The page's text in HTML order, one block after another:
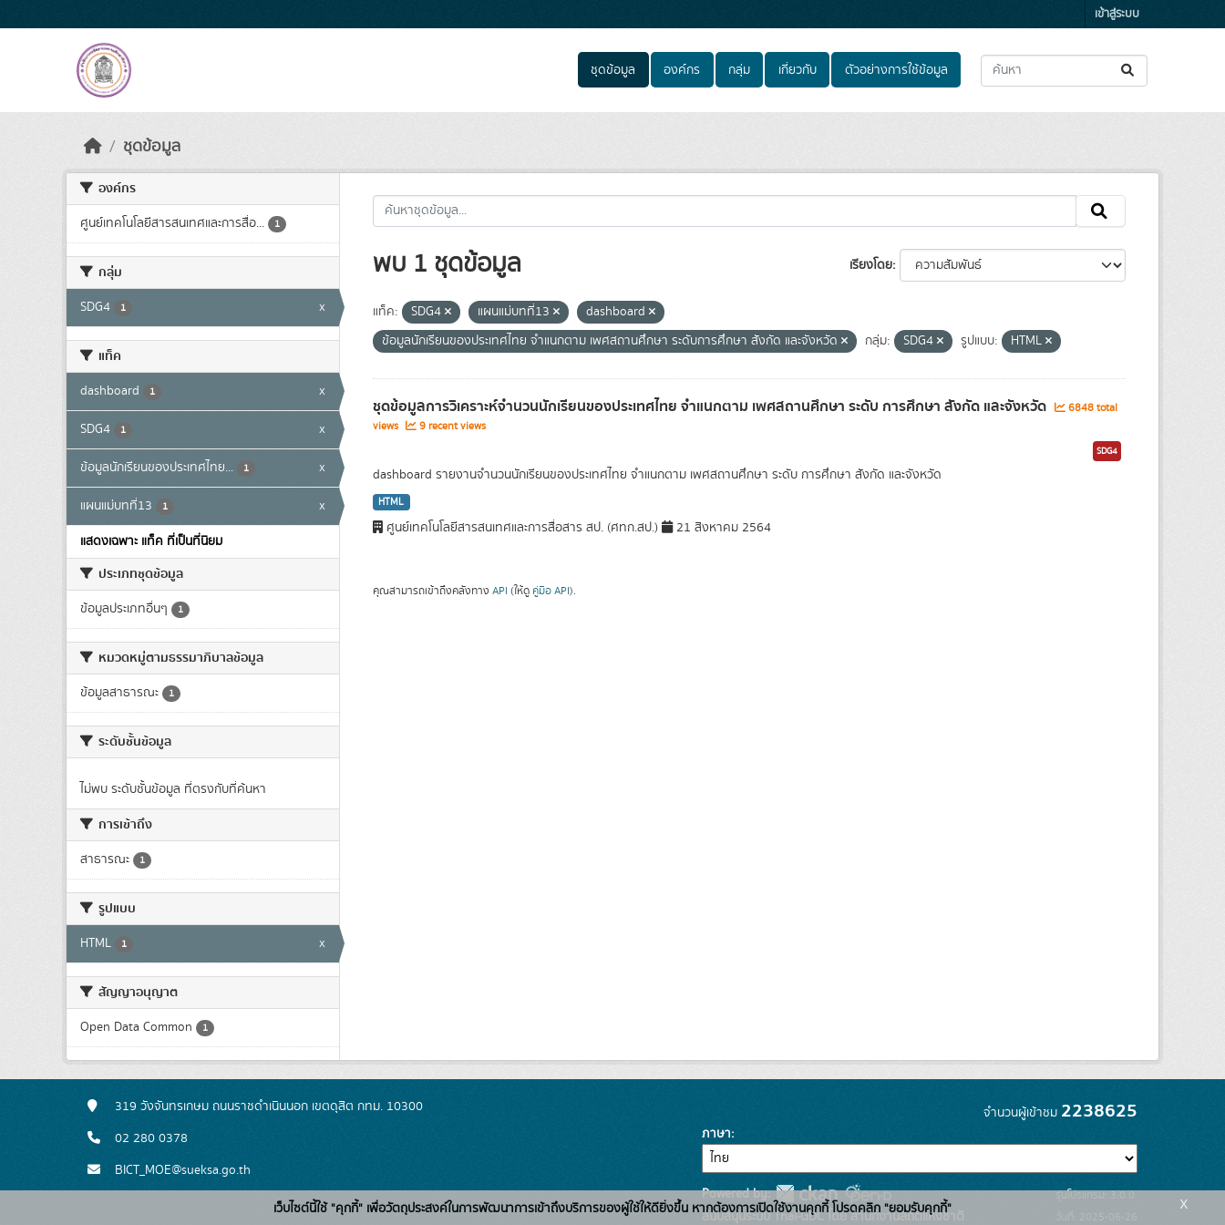
เข้าสู่ระบบ
ชุดข้อมูล องค์กร กลุ่ม เกี่ยวกับ ตัวอย่างการใช้ข้อมูล
ชุดข้อมูล
องค์กร
ศูนย์เทคโนโลยีสารสนเทศและการสื่อ... 1
กลุ่ม
SDG4 1 x
แท็ค
dashboard 1 x
SDG4 1 x
ข้อมูลนักเรียนของประเทศไทย... 1 x
แผนแม่บทที่13 1
x
แสดงเฉพาะ แท็ค ที่เป็นที่นิยม
ประเภทชุดข้อมูล
ข้อมูลประเภทอื่นๆ 1
หมวดหมู่ตามธรรมาภิบาลข้อมูล
ข้อมูลสาธารณะ 1
ระดับชั้นข้อมูล
ไม่พบ ระดับชั้นข้อมูล ที่ตรงกับที่ค้นหา
การเข้าถึง
สาธารณะ 1
รูปแบบ
HTML 1 x
สัญญาอนุญาต
Open Data Common 1
เรียงโดย
พบ 1 ชุดข้อมูล
แท็ค: SDG4 แผนแม่บทที่13
dashboard
ข้อมูลนักเรียนของประเทศไทย จำแนกตาม เพศสถานศึกษา ระดับการศึกษา สังกัด และจังหวัด
กลุ่ม: SDG4 รูปแบบ: HTML
ชุดข้อมูลการวิเคราะห์จำนวนนักเรียนของประเทศไทย จำแนกตาม เพศสถานศึกษา ระดับ การศึกษา สังกัด และจังหวัด
6848 total
views
9 recent views
SDG4
dashboard รายงานจำนวนนักเรียนของประเทศไทย จำแนกตาม เพศสถานศึกษา ระดับ การศึกษา สังกัด และจังหวัด
HTML
ศูนย์เทคโนโลยีสารสนเทศและการสื่อสาร สป. (ศทก.สป.) 21 สิงหาคม 2564
คุณสามารถเข้าถึงคลังทาง API (ให้ดู คู่มือ API).
319 วังจันทรเกษม ถนนราชดำเนินนอก เขตดุสิต กทม. 10300
02 280 0378
BICT_MOE@sueksa.go.th
จำนวนผู้เข้าชม 2238625
ภาษา
Powered by:
สนับสนุนระบบ Thai-GDC โดย สำนักงานสถิติแห่งชาติ
รุ่นโปรแกรม: 3.0.0
วันที่: 2025-06-26
เว็บไซต์นี้ใช้ "คุกกี้" เพื่อวัตถุประสงค์ในการพัฒนาการเข้าถึงบริการของผู้ใช้ให้ดียิ่งขึ้น หากต้องการเปิดใช้งานคุกกี้ โปรดคลิก "ยอมรับคุกกี้" x